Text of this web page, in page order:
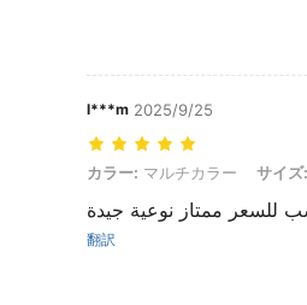
l***m 2025/9/25
カラー: マルチカラー, サイズ: 50個
カラー: マルチカラー サイズ:
للسعر ممتاز نوعية جيدة
翻訳